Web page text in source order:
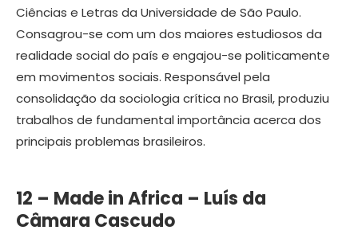
Ciências e Letras da Universidade de São Paulo.
Consagrou-se com um dos maiores estudiosos da
realidade social do país e engajou-se politicamente
em movimentos sociais. Responsável pela
consolidação da sociologia crítica no Brasil, produziu
trabalhos de fundamental importância acerca dos
principais problemas brasileiros.
12 – Made in Africa – Luís da
Câmara Cascudo